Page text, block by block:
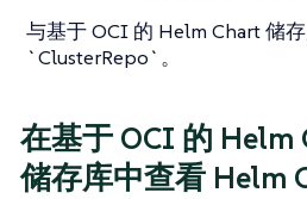
与基于 OCI 的 Helm Chart 储
`ClusterRepo`。
在基于 OCI 的 Helm
储存库中查看 Helm